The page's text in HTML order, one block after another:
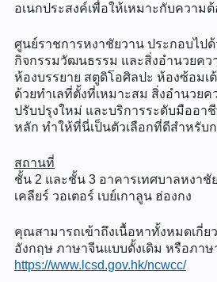
อเนกประสงค์เพื่อให้เหมาะกับความ
ศูนย์ราชการหงาชัยวาน ประกอบไป
กิจกรรมวัฒนธรรม และสิ่งอำนวยคว
ห้องบรรยาย สตูดิโอศิลปะ ห้องซ้อม
ด้วยทำเลที่ตั้งที่เหมาะสม สิ่งอำนวย
ปรับปรุงใหม่ และบริการระดับมืออา
หลัก ทำให้ที่นี่เป็นตัวเลือกที่ดีสำหรับ
สถานที่
ชั้น 2 และชั้น 3 อาคารเทศบาลหงาชั
เคลียร์ วอเตอร์ เบย์เกาลูน ฮ่องกง
คุณสามารถเข้าถึงเนื้อหาทั้งหมดเกี่
อังกฤษ ภาษาจีนแบบดั้งเดิม หรือภาษ
https://www.lcsd.gov.hk/ncwcc/